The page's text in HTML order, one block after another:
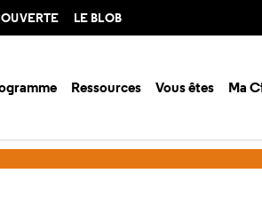
LE BLOB
Ressources Vous êtes Ma